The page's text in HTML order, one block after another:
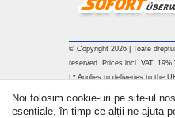
© Copyright 2026 | Toate
reserved. Prices incl. VAT.
| * Applies to deliveries to the
Noi folosim cookie-uri pe site-ul
esențiale, în timp ce alții ne ajuta
Withdraw